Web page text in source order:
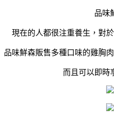
品味
現在的人都很注重養生，對
品味鮮森販售多種口味的雞胸
而且可以即時